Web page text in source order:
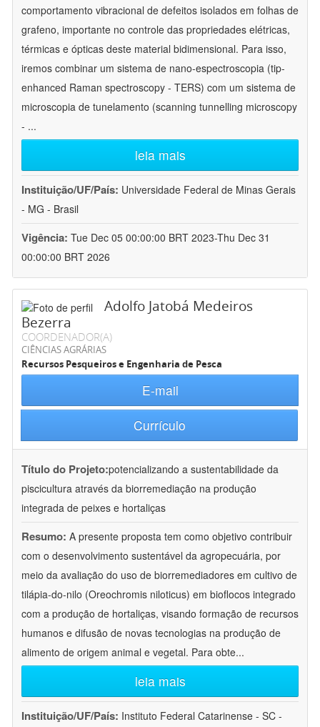
comportamento vibracional de defeitos isolados em folhas de
grafeno, importante no controle das propriedades elétricas,
térmicas e ópticas deste material bidimensional. Para isso,
iremos combinar um sistema de nano-espectroscopia (tip-
enhanced Raman spectroscopy - TERS) com um sistema de
microscopia de tunelamento (scanning tunnelling microscopy
- ...
leia mais
Instituição/UF/País: Universidade Federal de Minas Gerais
- MG - Brasil
Vigência: Tue Dec 05 00:00:00 BRT 2023-Thu Dec 31
00:00:00 BRT 2026
Adolfo Jatobá Medeiros
Bezerra
COORDENADOR(A)
CIÊNCIAS AGRÁRIAS
Recursos Pesqueiros e Engenharia de Pesca
E-mail
Currículo
Título do Projeto:potencializando a sustentabilidade da
piscicultura através da biorremediação na produção
integrada de peixes e hortaliças
Resumo: A presente proposta tem como objetivo contribuir
com o desenvolvimento sustentável da agropecuária, por
meio da avaliação do uso de biorremediadores em cultivo de
tilápia-do-nilo (Oreochromis niloticus) em bioflocos integrado
com a produção de hortaliças, visando formação de recursos
humanos e difusão de novas tecnologias na produção de
alimento de origem animal e vegetal. Para obte...
leia mais
Instituição/UF/País: Instituto Federal Catarinense - SC -